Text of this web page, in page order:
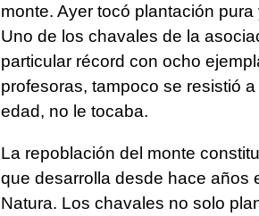
monte. Ayer tocó plantación
Uno de los chavales de la
particular récord con ocho
profesoras, tampoco se resistió
edad, no le tocaba.
La repoblación del monte
que desarrolla desde hace años
Natura. Los chavales no solo